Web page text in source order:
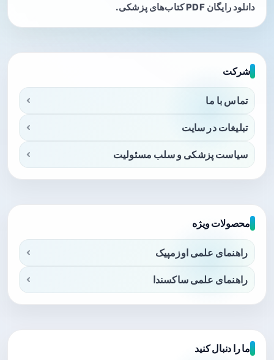
دانلود رایگان PDF کتاب‌های پزشکی.
شرکت
تماس با ما
تبلیغات در سایت
سیاست پزشکی و سلب مسئولیت
محصولات ویژه
راهنمای علمی اوزمپیک
راهنمای علمی ساکسندا
ما را دنبال کنید